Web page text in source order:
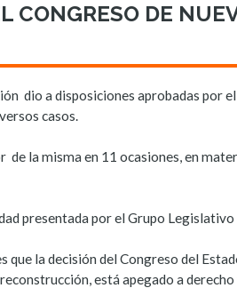
CONGRESO DE
dio a disposiciones aprobadas por
casos.
de la misma en 11 ocasiones, en
presentada por el Grupo
la decisión del Congreso del
está apegado a